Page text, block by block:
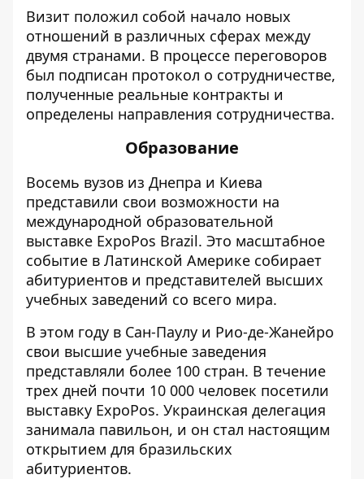
Визит положил собой начало новых
отношений в различных сферах между
двумя странами. В процессе переговоров
был подписан протокол о сотрудничестве,
полученные реальные контракты и
определены направления сотрудничества.
Образование
Восемь вузов из Днепра и Киева
представили свои возможности на
международной образовательной
выставке ExpoPos Brazil. Это масштабное
событие в Латинской Америке собирает
абитуриентов и представителей высших
учебных заведений со всего мира.
В этом году в Сан-Паулу и Рио-де-Жанейро
свои высшие учебные заведения
представляли более 100 стран. В течение
трех дней почти 10 000 человек посетили
выставку ExpoPos. Украинская делегация
занимала павильон, и он стал настоящим
открытием для бразильских
абитуриентов.